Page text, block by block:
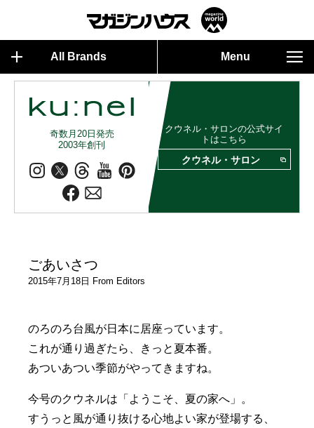
All Brands Menu
奇数月20日発売
2003年創刊
クウネル・サロンの公式サイ
トはこちら
クウネル・サロン
ごあいさつ
2015年7月18日 From Editors
のろのろ台風が日本に居座っています。
これが通り過ぎたら、きっと夏本番。
あついあつい季節がやってきますね。
今号のクウネルは「ようこそ、夏の家へ」。
すうっと風が通り抜ける心地よい家が登場する、